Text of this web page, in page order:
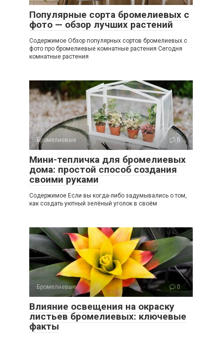
Популярные сорта бромелиевых с
фото — обзор лучших растений
Содержимое Обзор популярных сортов бромелиевых с
фото про бромелиевые комнатные растения Сегодня
комнатные растения
Бромелиевые 0
Мини-тепличка для бромелиевых
дома: простой способ создания
своими руками
Содержимое Если вы когда-либо задумывались о том,
как создать уютный зелёный уголок в своём
Бромелиевые 0
Влияние освещения на окраску
листьев бромелиевых: ключевые
факты